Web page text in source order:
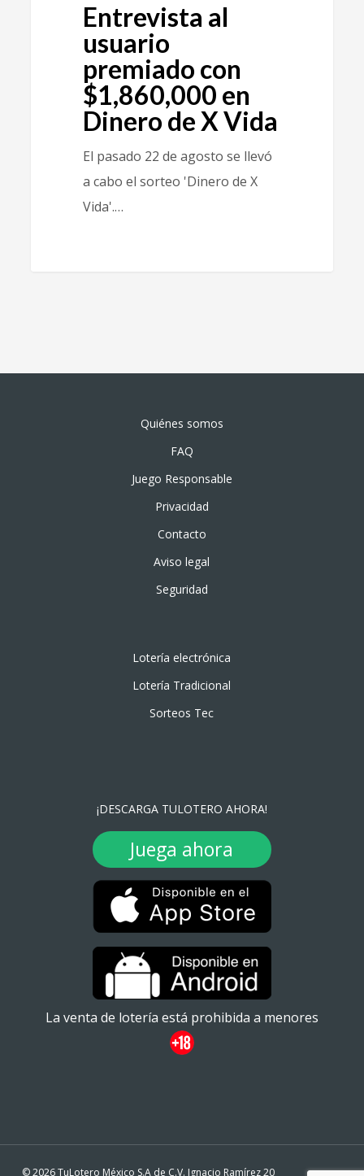
Entrevista al
usuario
premiado con
$1,860,000 en
Dinero de X Vida
El pasado 22 de agosto se llevó
a cabo el sorteo 'Dinero de X
Vida'.…
Quiénes somos
FAQ
Juego Responsable
Privacidad
Contacto
Aviso legal
Seguridad
Lotería electrónica
Lotería Tradicional
Sorteos Tec
¡DESCARGA TULOTERO AHORA!
Juega ahora
La venta de lotería está prohibida a menores
© 2026 TuLotero México S.A de C.V. Ignacio Ramírez 20